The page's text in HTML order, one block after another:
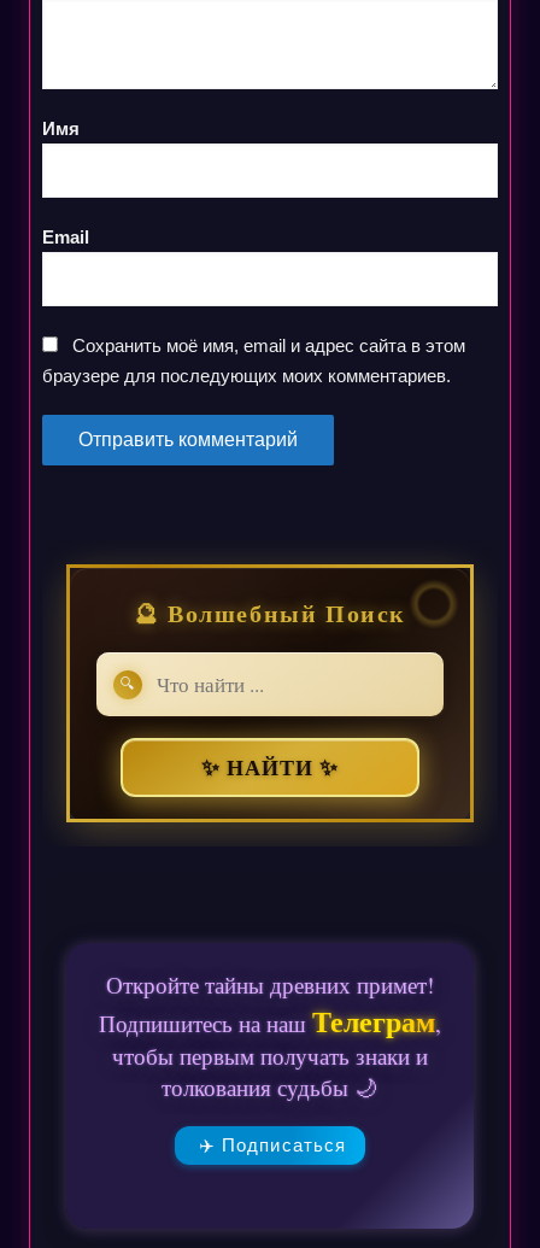
Имя
Email
Сохранить моё имя, email и адрес сайта в этом
браузере для последующих моих комментариев.
🔮 Волшебный Поиск
🔍
✨ НАЙТИ ✨
Откройте тайны древних примет!
Подпишитесь на нашТелеграм,
чтобы первым получать знаки и
толкования судьбы 🌙
✈️ Подписаться